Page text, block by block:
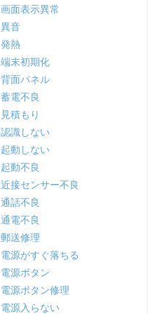
画面表示異常
異音
発熱
端末初期化
背面パネル
蓄電不良
見積もり
認識しない
起動しない
起動不良
近接センサー不良
通話不良
通電不良
郵送修理
電源がすぐ落ちる
電源ボタン
電源ボタン修理
電源入らない